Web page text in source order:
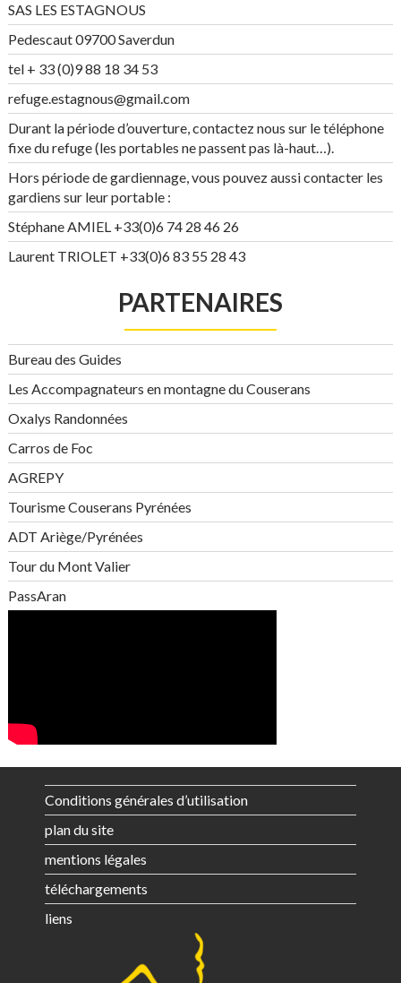
SAS LES ESTAGNOUS
Pedescaut 09700 Saverdun
tel + 33 (0)9 88 18 34 53
refuge.estagnous@gmail.com
Durant la période d’ouverture, contactez nous sur le téléphone
fixe du refuge (les portables ne passent pas là-haut…).
Hors période de gardiennage, vous pouvez aussi contacter les
gardiens sur leur portable :
Stéphane AMIEL +33(0)6 74 28 46 26
Laurent TRIOLET +33(0)6 83 55 28 43
PARTENAIRES
Bureau des Guides
Les Accompagnateurs en montagne du Couserans
Oxalys Randonnées
Carros de Foc
AGREPY
Tourisme Couserans Pyrénées
ADT Ariège/Pyrénées
Tour du Mont Valier
PassAran
Conditions générales d’utilisation
plan du site
mentions légales
téléchargements
liens